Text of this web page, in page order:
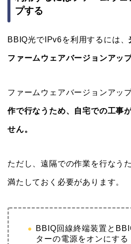
プする
BBIQ光でIPv6を利用するには、
ファームウェアバージョンアッ
ファームウェアバージョンアップ
作で行なうため、自宅での工事
せん。
ただし、遠隔での作業を行なう
満たしておく必要があります。
BBIQ回線終端装置と
ターの電源をオンにする